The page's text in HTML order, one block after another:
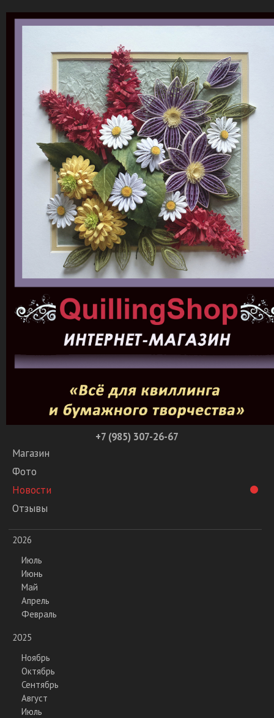
+7 (985) 307-26-67
Магазин
Фото
Новости
Отзывы
2026
Июль
Июнь
Май
Апрель
Февраль
2025
Ноябрь
Октябрь
Сентябрь
Август
Июль